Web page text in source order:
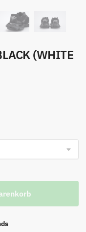
(WHITE